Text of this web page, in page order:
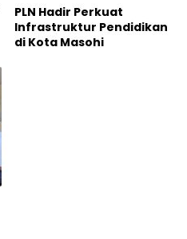
PLN Hadir Perkuat
Infrastruktur Pendidikan
di Kota Masohi